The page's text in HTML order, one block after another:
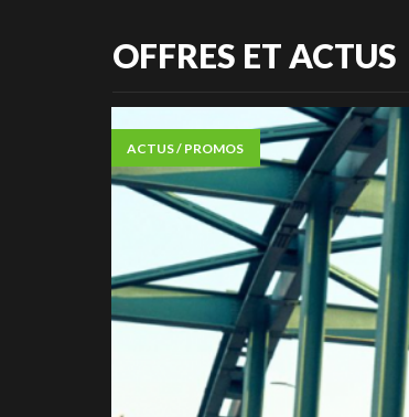
OFFRES ET ACTUS
ACTUS / PROMOS